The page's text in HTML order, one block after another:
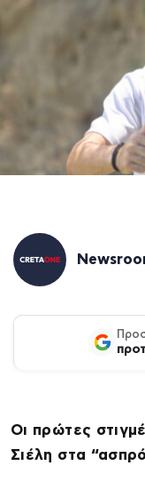
Οι πρώτες
Σιέλη στα